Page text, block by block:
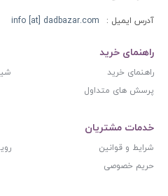
آدرس ایمیل : info [at] dadbazar.com
راهنمای خرید
راهنمای خرید
پرسش های متداول
خدمات مشتریان
شرایط و قوانین
حریم خصوصی